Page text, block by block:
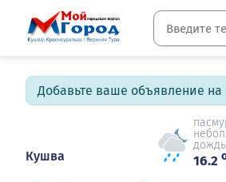
Добавьте ваше объявление на
Кушва
дождь
16.2